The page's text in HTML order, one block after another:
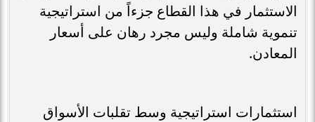
الاستثمار في هذا القطاع جزءاً من استراتيجية
تنموية شاملة وليس مجرد رهان على أسعار
المعادن.
استثمارات استراتيجية وسط تقلبات الأسواق